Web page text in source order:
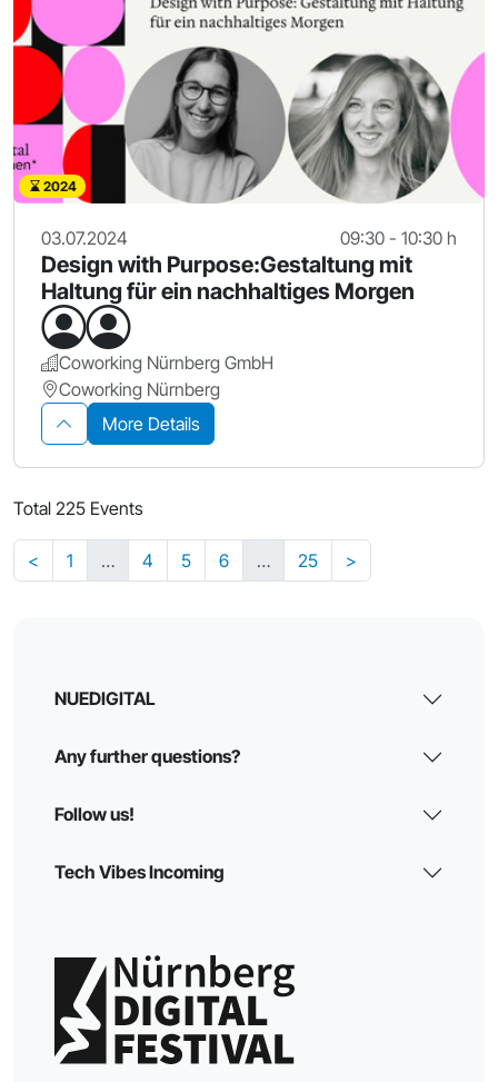
2024
03.07.2024 09:30 - 10:30 h
Design with Purpose:Gestaltung mit
Haltung für ein nachhaltiges Morgen
Coworking Nürnberg GmbH
Coworking Nürnberg
More Details
Total 225 Events
< 1 … 4 5 6 … 25 >
NUEDIGITAL
Any further questions?
Follow us!
Tech Vibes Incoming